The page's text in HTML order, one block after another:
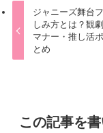
ジャニーズ舞台
しみ方とは？観
マナー・推し活
とめ
この記事を